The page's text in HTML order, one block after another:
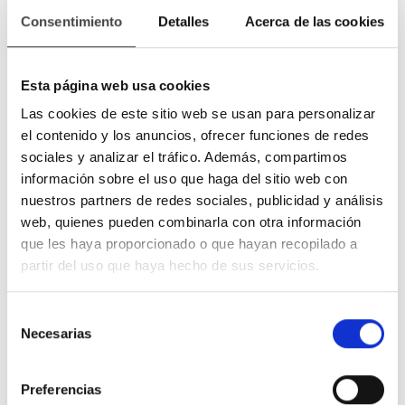
Consentimiento Detalles Acerca de las cookies
Esta página web usa cookies
Las cookies de este sitio web se usan para personalizar
el contenido y los anuncios, ofrecer funciones de redes
sociales y analizar el tráfico. Además, compartimos
información sobre el uso que haga del sitio web con
nuestros partners de redes sociales, publicidad y análisis
web, quienes pueden combinarla con otra información
que les haya proporcionado o que hayan recopilado a
partir del uso que haya hecho de sus servicios.
Necesarias
Preferencias
usuario para el
dominio actual
rc::a
Google
Esta cookie se utiliza
humanos y bots.
Esto es beneficioso
para la web con el
objeto de elaborar
informes válidos
sobre el uso de su
web.